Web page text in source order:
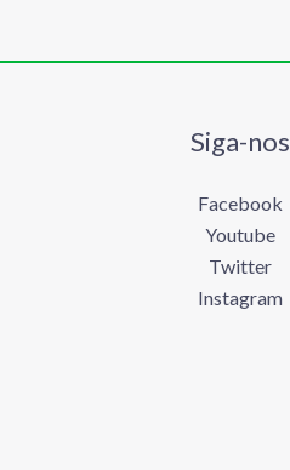
Siga-nos
Facebook
Youtube
Twitter
Instagram